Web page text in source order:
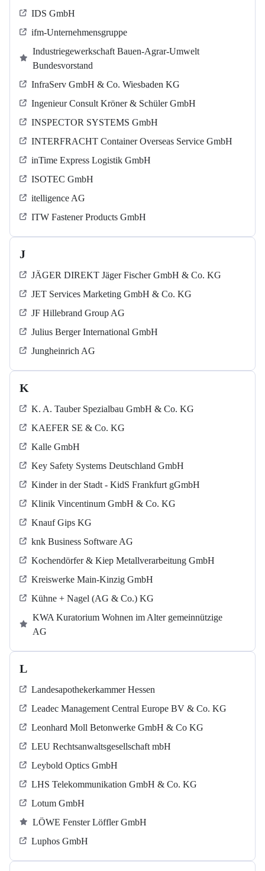
IDS GmbH
ifm-Unternehmensgruppe
Industriegewerkschaft Bauen-Agrar-Umwelt
Bundesvorstand
InfraServ GmbH & Co. Wiesbaden KG
Ingenieur Consult Kröner & Schüler GmbH
INSPECTOR SYSTEMS GmbH
INTERFRACHT Container Overseas Service GmbH
inTime Express Logistik GmbH
ISOTEC GmbH
itelligence AG
ITW Fastener Products GmbH
J
JÄGER DIREKT Jäger Fischer GmbH & Co. KG
JET Services Marketing GmbH & Co. KG
JF Hillebrand Group AG
Julius Berger International GmbH
Jungheinrich AG
K
K. A. Tauber Spezialbau GmbH & Co. KG
KAEFER SE & Co. KG
Kalle GmbH
Key Safety Systems Deutschland GmbH
Kinder in der Stadt - KidS Frankfurt gGmbH
Klinik Vincentinum GmbH & Co. KG
Knauf Gips KG
knk Business Software AG
Kochendörfer & Kiep Metallverarbeitung GmbH
Kreiswerke Main-Kinzig GmbH
Kühne + Nagel (AG & Co.) KG
KWA Kuratorium Wohnen im Alter gemeinnützige
AG
L
Landesapothekerkammer Hessen
Leadec Management Central Europe BV & Co. KG
Leonhard Moll Betonwerke GmbH & Co KG
LEU Rechtsanwaltsgesellschaft mbH
Leybold Optics GmbH
LHS Telekommunikation GmbH & Co. KG
Lotum GmbH
LÖWE Fenster Löffler GmbH
Luphos GmbH